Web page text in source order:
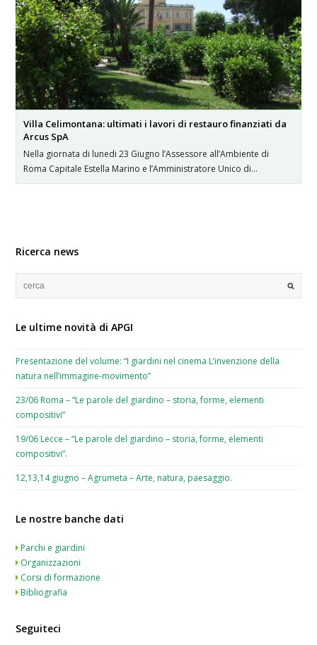
Villa Celimontana: ultimati i lavori di restauro finanziati da
Arcus SpA
Nella giornata di lunedi 23 Giugno l’Assessore all’Ambiente di
Roma Capitale Estella Marino e l’Amministratore Unico di…
Ricerca news
Le ultime novità di APGI
Presentazione del volume: “I giardini nel cinema L’invenzione della
natura nell’immagine-movimento”
23/06 Roma – “Le parole del giardino – storia, forme, elementi
compositivi”
19/06 Lecce – “Le parole del giardino – storia, forme, elementi
compositivi”.
12,13,14 giugno – Agrumeta – Arte, natura, paesaggio.
Le nostre banche dati
Parchi e giardini
Organizzazioni
Corsi di formazione
Bibliografia
Seguiteci